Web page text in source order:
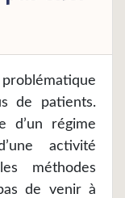
de patients.
d’un régime
activité
méthodes
de venir à